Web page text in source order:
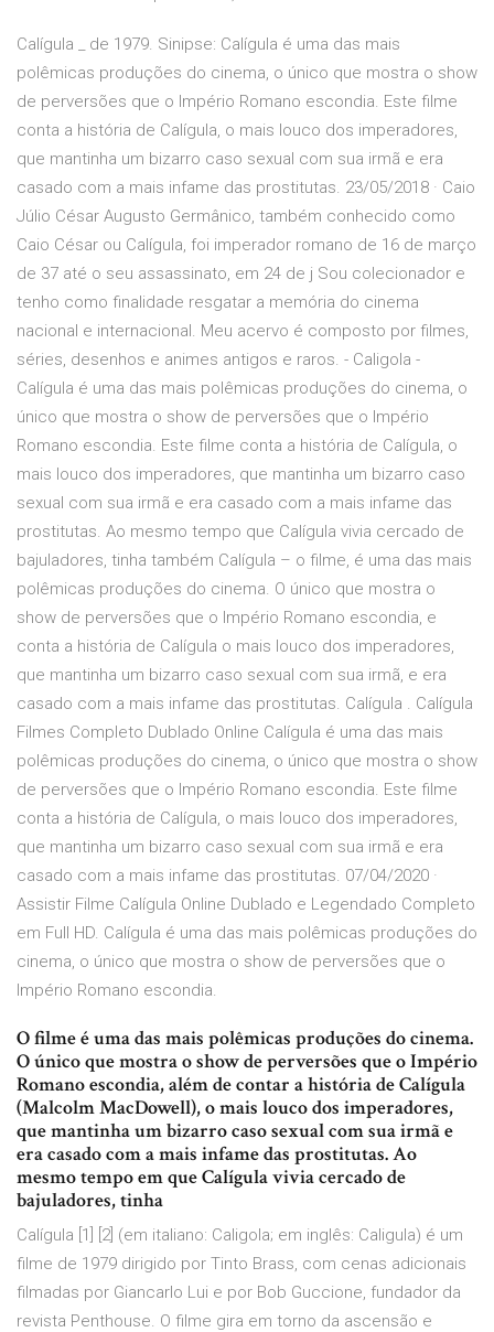
Calígula _ de 1979. Sinipse: Calígula é uma das mais
polêmicas produções do cinema, o único que mostra o show
de perversões que o Império Romano escondia. Este filme
conta a história de Calígula, o mais louco dos imperadores,
que mantinha um bizarro caso sexual com sua irmã e era
casado com a mais infame das prostitutas. 23/05/2018 · Caio
Júlio César Augusto Germânico, também conhecido como
Caio César ou Calígula, foi imperador romano de 16 de março
de 37 até o seu assassinato, em 24 de j Sou colecionador e
tenho como finalidade resgatar a memória do cinema
nacional e internacional. Meu acervo é composto por filmes,
séries, desenhos e animes antigos e raros. - Caligola -
Calígula é uma das mais polêmicas produções do cinema, o
único que mostra o show de perversões que o Império
Romano escondia. Este filme conta a história de Calígula, o
mais louco dos imperadores, que mantinha um bizarro caso
sexual com sua irmã e era casado com a mais infame das
prostitutas. Ao mesmo tempo que Calígula vivia cercado de
bajuladores, tinha também Calígula – o filme, é uma das mais
polêmicas produções do cinema. O único que mostra o
show de perversões que o Império Romano escondia, e
conta a história de Calígula o mais louco dos imperadores,
que mantinha um bizarro caso sexual com sua irmã, e era
casado com a mais infame das prostitutas. Calígula . Calígula
Filmes Completo Dublado Online Calígula é uma das mais
polêmicas produções do cinema, o único que mostra o show
de perversões que o Império Romano escondia. Este filme
conta a história de Calígula, o mais louco dos imperadores,
que mantinha um bizarro caso sexual com sua irmã e era
casado com a mais infame das prostitutas. 07/04/2020 ·
Assistir Filme Calígula Online Dublado e Legendado Completo
em Full HD. Calígula é uma das mais polêmicas produções do
cinema, o único que mostra o show de perversões que o
Império Romano escondia.
O filme é uma das mais polêmicas produções do cinema.
O único que mostra o show de perversões que o Império
Romano escondia, além de contar a história de Calígula
(Malcolm MacDowell), o mais louco dos imperadores,
que mantinha um bizarro caso sexual com sua irmã e
era casado com a mais infame das prostitutas. Ao
mesmo tempo em que Calígula vivia cercado de
bajuladores, tinha
Calígula [1] [2] (em italiano: Caligola; em inglês: Caligula) é um
filme de 1979 dirigido por Tinto Brass, com cenas adicionais
filmadas por Giancarlo Lui e por Bob Guccione, fundador da
revista Penthouse. O filme gira em torno da ascensão e